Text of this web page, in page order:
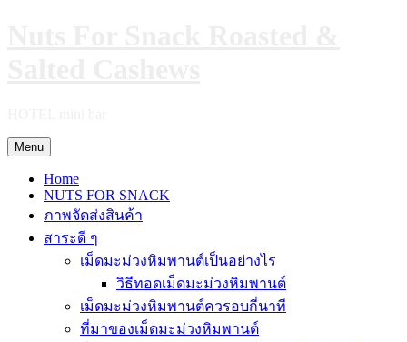
Menu
Home
NUTS FOR SNACK
ภาพจัดส่งสินค้า
สาระดี ๆ
เม็ดมะม่วงหิมพานต์เป็นอย่างไร
วิธีทอดเม็ดมะม่วงหิมพานต์
เม็ดมะม่วงหิมพานต์ควรอบกี่นาที
ที่มาของเม็ดมะม่วงหิมพานต์